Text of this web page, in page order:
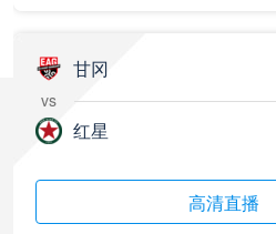
标签
比赛集锦
标签
07月25日 云东海街道_全场录像回放
标签
比赛录像 足球
甘冈
vs
红星
高清直播